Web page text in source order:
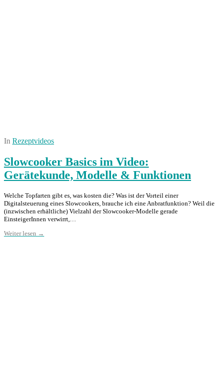
In Rezeptvideos
Slowcooker Basics im Video:
Gerätekunde, Modelle & Funktionen
Welche Topfarten gibt es, was kosten die? Was ist der Vorteil einer
Digitalsteuerung eines Slowcookers, brauche ich eine Anbratfunktion? Weil die
(inzwischen erhältliche) Vielzahl der Slowcooker-Modelle gerade
EinsteigerInnen verwirrt,…
Weiter lesen →